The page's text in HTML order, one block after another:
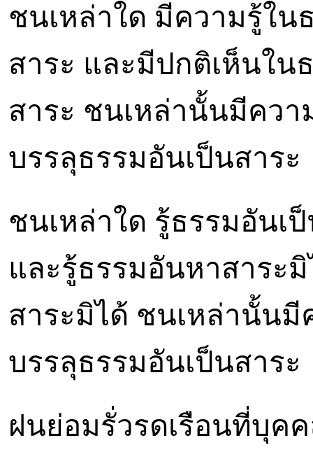
ชนเหล่าใด มีความรู้ใน
สาระ และมีปกติเห็นใน
สาระ ชนเหล่านั้นมีควา
บรรลุธรรมอันเป็นสาระ
ชนเหล่าใด รู้ธรรมอันเ
และรู้ธรรมอันหาสาระ
สาระมิได้ ชนเหล่านั้น
บรรลุธรรมอันเป็นสาระ
ฝนย่อมรั่วรดเรือนที่บุค